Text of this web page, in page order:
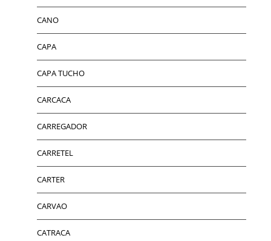
CANO
CAPA
CAPA TUCHO
CARCACA
CARREGADOR
CARRETEL
CARTER
CARVAO
CATRACA